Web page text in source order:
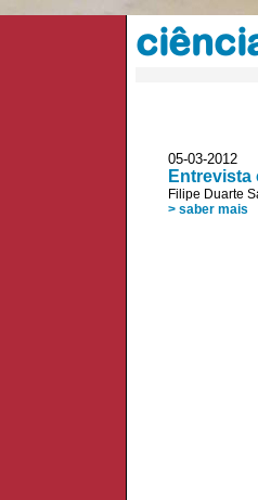
05-03-
Entrevista
Filipe Duarte
> saber mais